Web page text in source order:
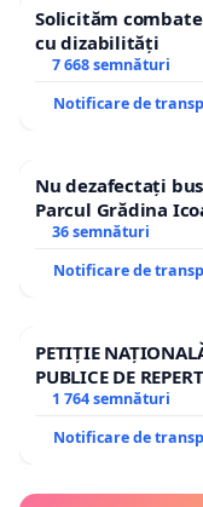
Solicităm
cu dizabilități
7 668 semnături
Notificare de
Nu dezafectați
Parcul Grădina
36 semnături
Notificare de
PETIȚIE
PUBLICE DE
1 764 semnături
Notificare de